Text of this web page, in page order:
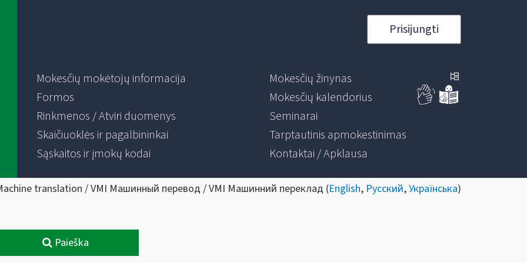
Prisijungti
Mokesčių mokėtojų informacija
Formos
Rinkmenos / Atviri duomenys
Skaičiuoklės ir pagalbininkai
Sąskaitos ir įmokų kodai
Mokesčių žinynas
Mokesčių kalendorius
Seminarai
Tarptautinis apmokestinimas
Kontaktai / Apklausa
translation / VMI Машинный перевод / VMI Машинний переклад (English, Русский,Українська)
Paieška